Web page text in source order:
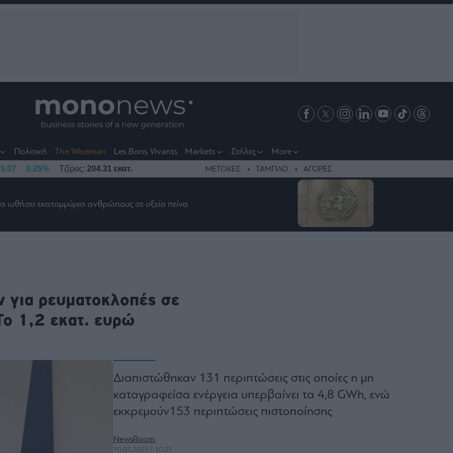
Πολιτική The Wiseman Les Bons Vivants Markets Στήλες More
and
is
0.25% Τζίρος: 204.31 εκατ. ΜΕΤΟΧΕΣ ΤΑΜΠΛΟ ΑΓΟΡΕΣ
εκατομμύρια ανθρώπους σε οξεία πείνα
ρευματοκλοπές σε
1,2 εκατ. ευρώ
Διαπιστώθηκαν 131 περιπτώσεις στις οποίες η μη
καταγραφείσα ενέργεια υπερβαίνει τα 4,8 GWh, ενώ
εκκρεμούν153 περιπτώσεις πιστοποίησης
NewsRoom
10.03.2025 | 10:27